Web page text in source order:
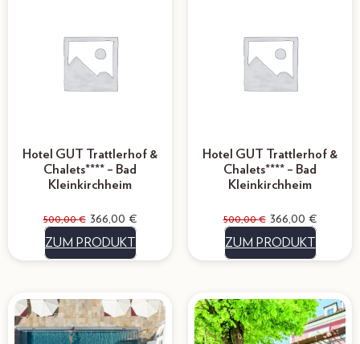
Hotel GUT Trattlerhof &
Chalets**** – Bad
Kleinkirchheim
500,00€ 366,00 €
ZUM PRODUKT
Hotel GUT Trattlerhof &
Chalets**** – Bad
Kleinkirchheim
500,00€ 366,00 €
ZUM PRODUKT